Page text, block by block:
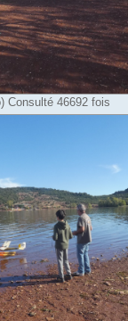
Consulté 46692 fois